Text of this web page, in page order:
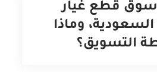
سوق قطع غيار
وماذا
التسويق؟